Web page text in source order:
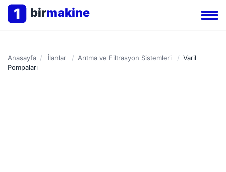
1 birmakine
Anasayfa / İlanlar / Arıtma ve Filtrasyon Sistemleri / Varil
Pompaları